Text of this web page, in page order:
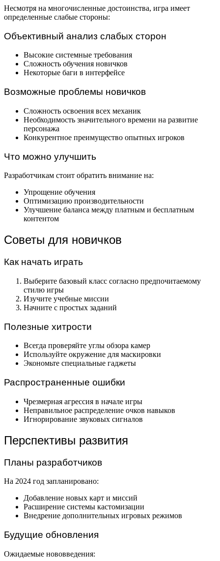
Несмотря на многочисленные достоинства, игра имеет
определенные слабые стороны:
Объективный анализ слабых сторон
Высокие системные требования
Сложность обучения новичков
Некоторые баги в интерфейсе
Возможные проблемы новичков
Сложность освоения всех механик
Необходимость значительного времени на развитие
персонажа
Конкурентное преимущество опытных игроков
Что можно улучшить
Разработчикам стоит обратить внимание на:
Упрощение обучения
Оптимизацию производительности
Улучшение баланса между платным и бесплатным
контентом
Советы для новичков
Как начать играть
Выберите базовый класс согласно предпочитаемому
стилю игры
Изучите учебные миссии
Начните с простых заданий
Полезные хитрости
Всегда проверяйте углы обзора камер
Используйте окружение для маскировки
Экономьте специальные гаджеты
Распространенные ошибки
Чрезмерная агрессия в начале игры
Неправильное распределение очков навыков
Игнорирование звуковых сигналов
Перспективы развития
Планы разработчиков
На 2024 год запланировано:
Добавление новых карт и миссий
Расширение системы кастомизации
Внедрение дополнительных игровых режимов
Будущие обновления
Ожидаемые нововведения: